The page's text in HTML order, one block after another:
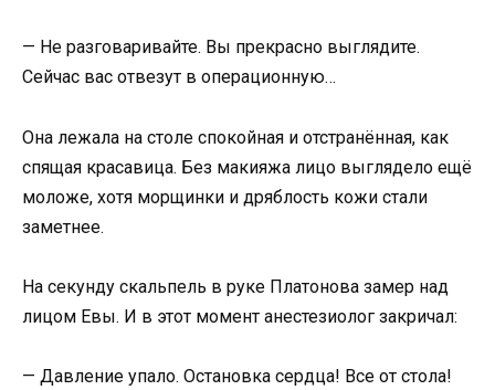
— Не разговаривайте. Вы прекрасно выглядите.
Сейчас вас отвезут в операционную…
Она лежала на столе спокойная и отстранённая, как
спящая красавица. Без макияжа лицо выглядело ещё
моложе, хотя морщинки и дряблость кожи стали
заметнее.
На секунду скальпель в руке Платонова замер над
лицом Евы. И в этот момент анестезиолог закричал:
— Давление упало. Остановка сердца! Все от стола!